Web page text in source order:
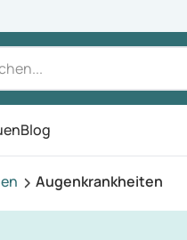
Blog
Augenkrankheiten